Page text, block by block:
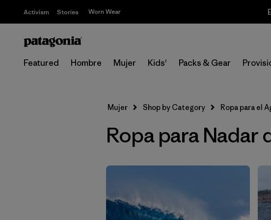
Activism Stories Worn Wear
Featured Hombre Mujer Kids' Packs & Gear
Filtrar por
Price
Filtrar por
Category
Filtrar por
Size
Filtrar por
Mujer Shop by Category Ropa para el
Ropa para